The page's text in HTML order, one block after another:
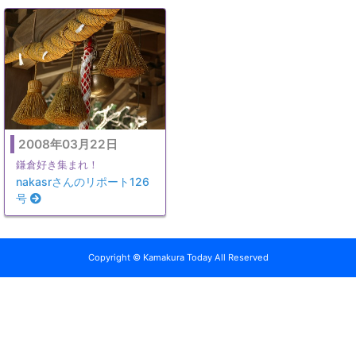
2008年03月22日
鎌倉好き集まれ！
nakasrさんのリポート126
号
Copyright © Kamakura Today All Reserved